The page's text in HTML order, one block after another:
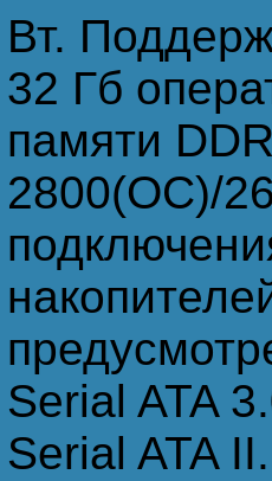
Вт.
32 Гб
памяти
2800(OC)/
Serial ATA
Serial ATA II.